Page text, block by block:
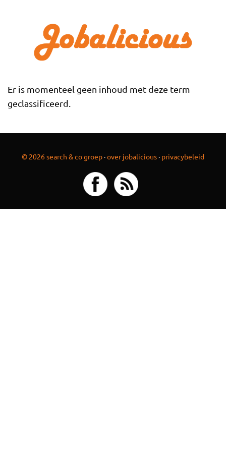
Er is momenteel geen inhoud met deze term
geclassificeerd.
© 2026 search & co groep ·over jobalicious · privacybeleid